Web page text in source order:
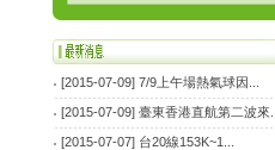
[2015-07-09] 7/9上午場熱氣球因...
[2015-07-09] 臺東香港直航第二波來...
[2015-07-07] 台20線153K~1...